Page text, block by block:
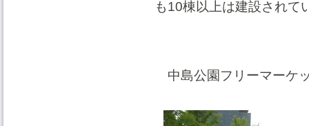
も10棟以上は建設されて
中島公園フリーマーケ